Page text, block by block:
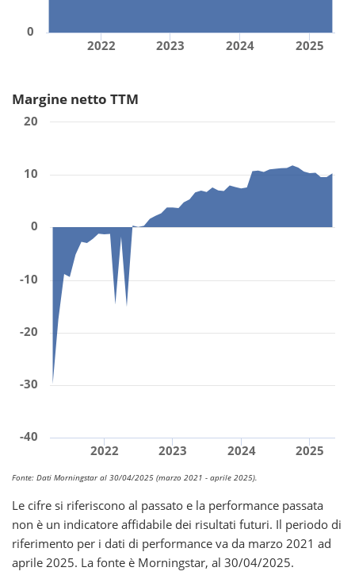
2022 2023 2024 2025
0
Margine netto TTM
2022 2023 2024 2025
-40
-30
-20
-10
0
10
20
Fonte: Dati Morningstar al 30/04/2025 (marzo 2021 - aprile 2025).
Le cifre si riferiscono al passato e la performance passata
non è un indicatore affidabile dei risultati futuri. Il periodo di
riferimento per i dati di performance va da marzo 2021 ad
aprile 2025. La fonte è Morningstar, al 30/04/2025.